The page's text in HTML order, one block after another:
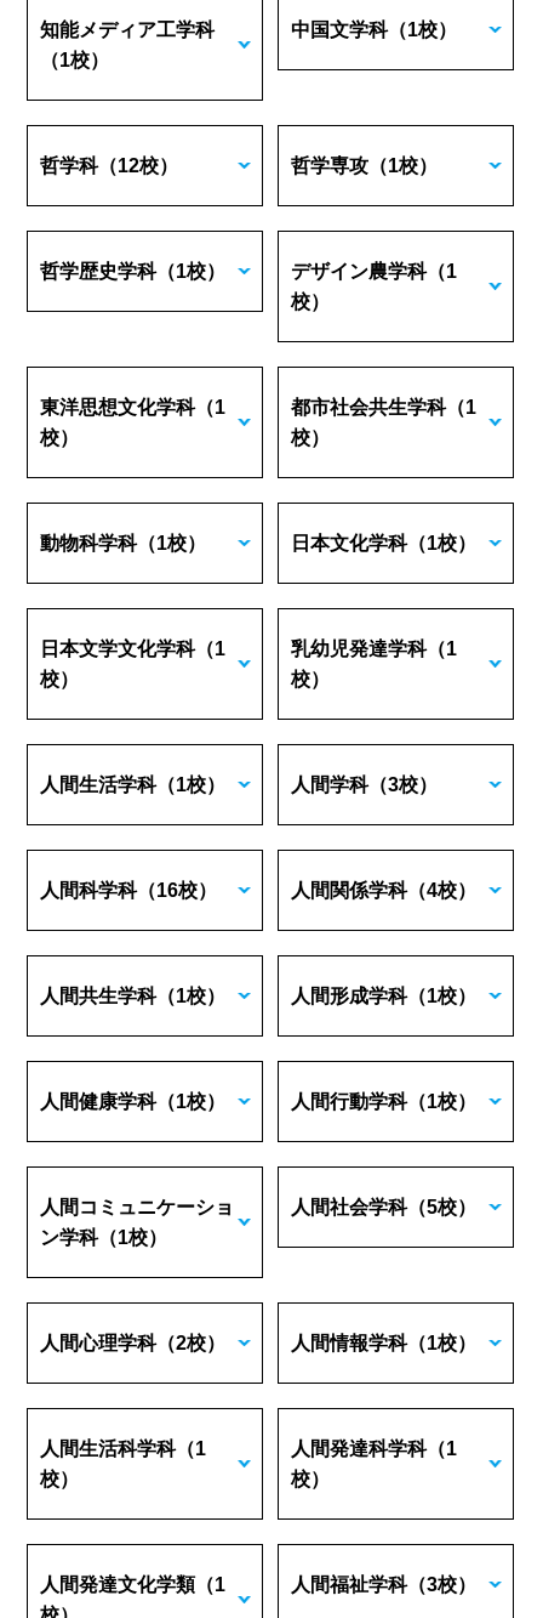
知能メディア工学科
（1校）
中国文学科（1校）
哲学科（12校） 哲学専攻 （1校）
哲学歴史学科（1校） デザイン農学科（1
校）
東洋思想文化学科（1
校）
都市社会共生学科（1
校）
動物科学科（1校） 日本文化学科（1校）
日本文学文化学科（1
校）
乳幼児発達学科（1
校）
人間生活学科（1校） 人間学科（3校）
人間科学科（16校） 人間関係学科（4校）
人間共生学科（1校） 人間形成学科（1校）
人間健康学科（1校） 人間行動学科（1校）
人間コミュニケーショ
ン学科（1校）
人間社会学科（5校）
人間心理学科（2校） 人間情報学科（1校）
人間生活科学科（1
校）
人間発達科学科（1
校）
人間発達文化学類（1
人間福祉学科（3校）